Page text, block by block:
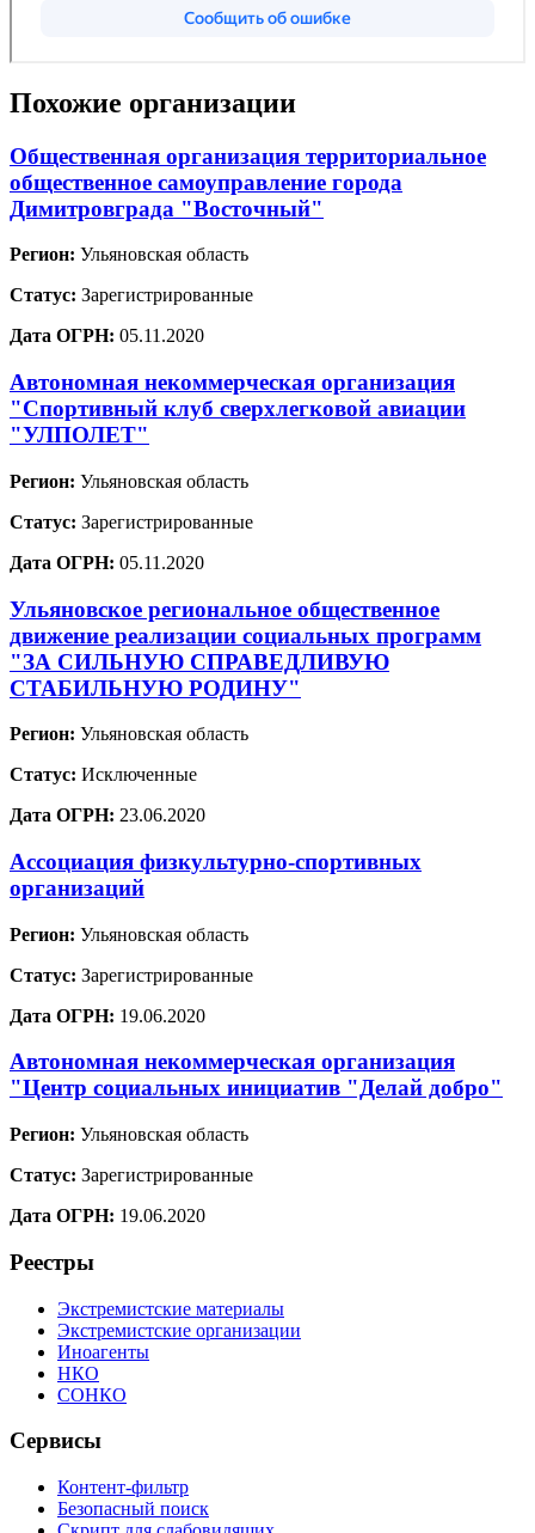
Похожие организации
Общественная организация территориальное
общественное самоуправление города
Димитровграда "Восточный"
Регион: Ульяновская область
Статус: Зарегистрированные
Дата ОГРН: 05.11.2020
Автономная некоммерческая организация
"Спортивный клуб сверхлегковой авиации
"УЛПОЛЕТ"
Регион: Ульяновская область
Статус: Зарегистрированные
Дата ОГРН: 05.11.2020
Ульяновское региональное общественное
движение реализации социальных программ
"ЗА СИЛЬНУЮ СПРАВЕДЛИВУЮ
СТАБИЛЬНУЮ РОДИНУ"
Регион: Ульяновская область
Статус: Исключенные
Дата ОГРН: 23.06.2020
Ассоциация физкультурно-спортивных
организаций
Регион: Ульяновская область
Статус: Зарегистрированные
Дата ОГРН: 19.06.2020
Автономная некоммерческая организация
"Центр социальных инициатив "Делай добро"
Регион: Ульяновская область
Статус: Зарегистрированные
Дата ОГРН: 19.06.2020
Реестры
Экстремистские материалы
Экстремистские организации
Иноагенты
НКО
СОНКО
Сервисы
Контент-фильтр
Безопасный поиск